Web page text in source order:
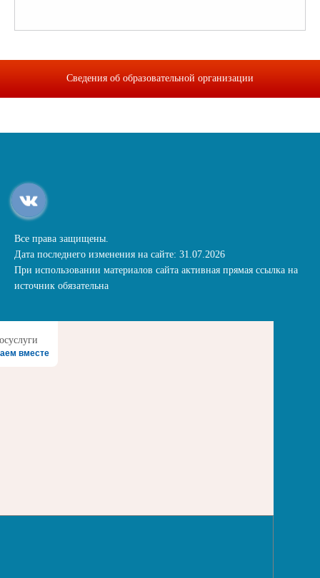
Сведения об образовательной организации
Все права защищены.
Дата последнего изменения на сайте: 31.07.2026
При использовании материалов сайта активная прямая ссылка на
источник обязательна
вместе